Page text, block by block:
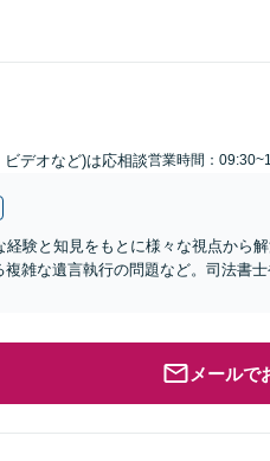
デオなど)は応相談営業時間：
経験と知見をもとに様々な視点から
雑な遺言執行の問題など。司法書
メールで